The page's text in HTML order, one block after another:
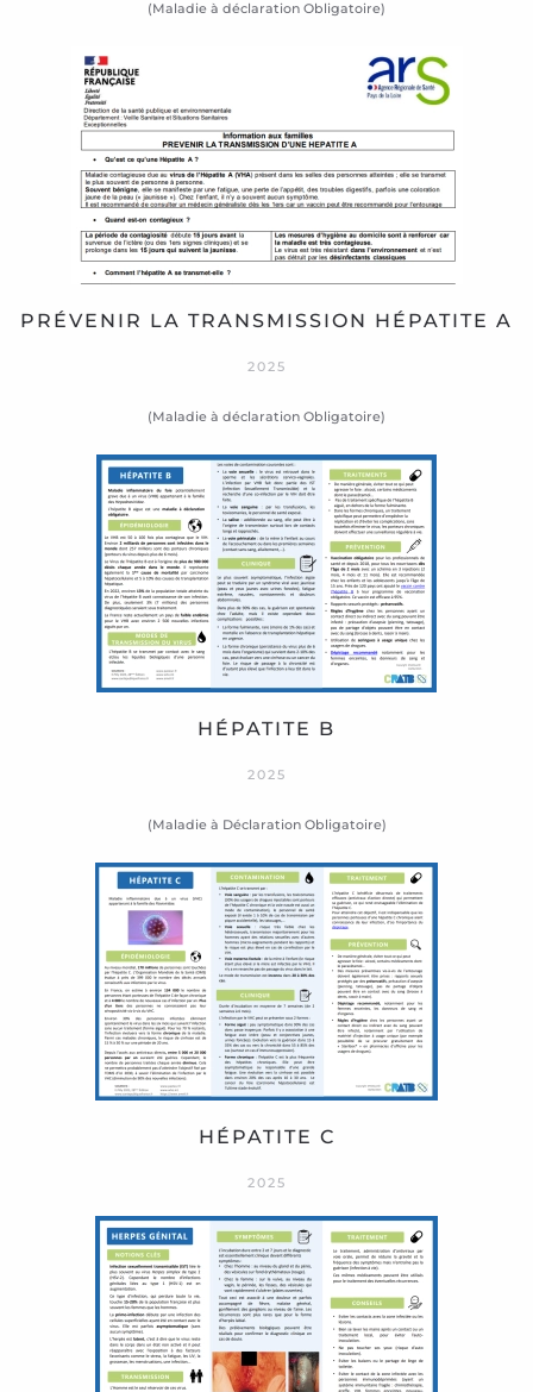
(Maladie à déclaration Obligatoire)
PRÉVENIR LA TRANSMISSION HÉPATITE A
2025
(Maladie à déclaration Obligatoire)
HÉPATITE B
2025
(Maladie à Déclaration Obligatoire)
HÉPATITE C
2025